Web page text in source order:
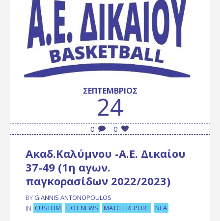
ΣΕΠΤΈΜΒΡΙΟΣ
24
0 0
Ακαδ.Καλύμνου -Α.Ε. Δικαίου
37-49 (1η αγων.
παγκορασίδων 2022/2023)
BY GIANNIS ANTONOPOULOS
IN CUSTOM HOT NEWS MATCH REPORT ΝΈΑ